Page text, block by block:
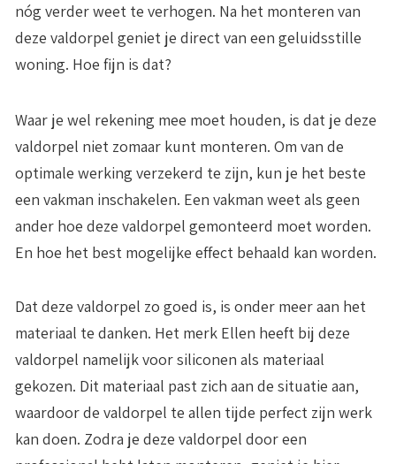
nóg verder weet te verhogen. Na het monteren van
deze valdorpel geniet je direct van een geluidsstille
woning. Hoe fijn is dat?
Waar je wel rekening mee moet houden, is dat je deze
valdorpel niet zomaar kunt monteren. Om van de
optimale werking verzekerd te zijn, kun je het beste
een vakman inschakelen. Een vakman weet als geen
ander hoe deze valdorpel gemonteerd moet worden.
En hoe het best mogelijke effect behaald kan worden.
Dat deze valdorpel zo goed is, is onder meer aan het
materiaal te danken. Het merk Ellen heeft bij deze
valdorpel namelijk voor siliconen als materiaal
gekozen. Dit materiaal past zich aan de situatie aan,
waardoor de valdorpel te allen tijde perfect zijn werk
kan doen. Zodra je deze valdorpel door een